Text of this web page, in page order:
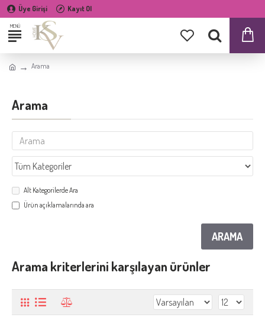
Üye Girişi Kayıt Ol
Arama
Arama
Alt Kategorilerde Ara
Ürün açıklamalarında ara
ARAMA
Arama kriterlerini karşılayan ürünler